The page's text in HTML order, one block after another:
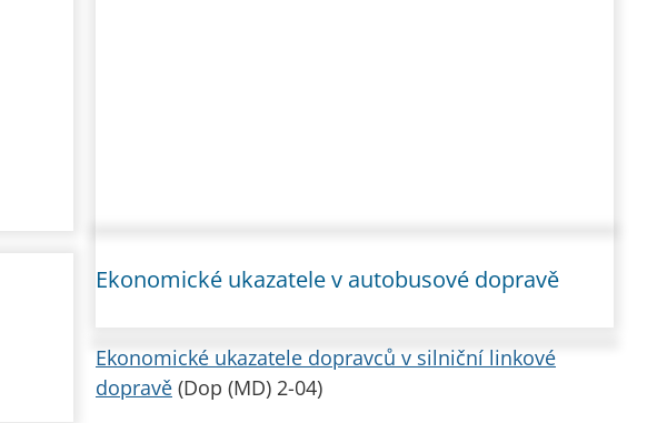
Ekonomické ukazatele v autobusové dopravě
Ekonomické ukazatele dopravců v silniční linkové
dopravě (Dop (MD) 2-04)